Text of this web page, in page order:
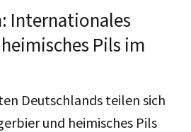
Internationales
Pils im
Deutschlands teilen sich
und heimisches Pils